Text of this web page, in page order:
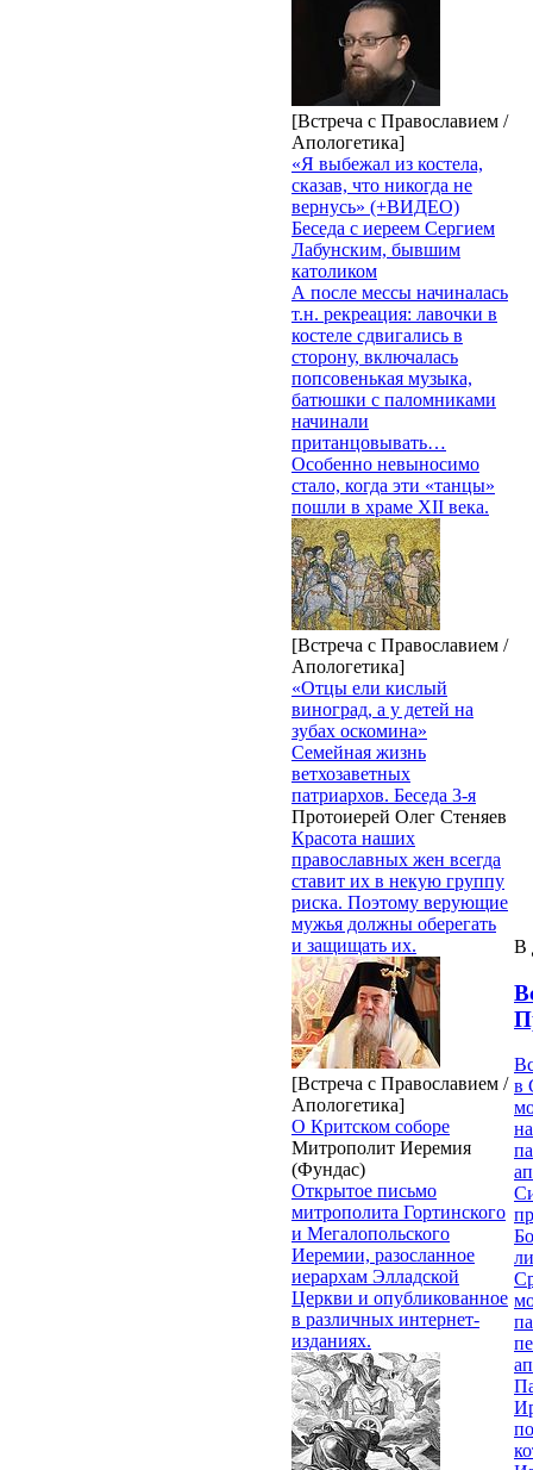
[Встреча с Православием /
Апологетика]
«Я выбежал из костела,
сказав, что никогда не
вернусь» (+ВИДЕО)
Беседа с иереем Сергием
Лабунским, бывшим
католиком
А после мессы начиналась
т.н. рекреация: лавочки в
костеле сдвигались в
сторону, включалась
попсовенькая музыка,
батюшки с паломниками
начинали
пританцовывать…
Особенно невыносимо
стало, когда эти «танцы»
пошли в храме XII века.
[Встреча с Православием /
Апологетика]
«Отцы ели кислый
виноград, а у детей на
зубах оскомина»
Семейная жизнь
ветхозаветных
патриархов. Беседа 3-я
Протоиерей Олег Стеняев
Красота наших
православных жен всегда
ставит их в некую группу
риска. Поэтому верующие
мужья должны оберегать
и защищать их.
[Встреча с Православием /
Апологетика]
О Критском соборе
Митрополит Иеремия
(Фундас)
Открытое письмо
митрополита Гортинского
и Мегалопольского
Иеремии, разосланное
иерархам Элладской
Церкви и опубликованное
в различных интернет-
изданиях.
В
в